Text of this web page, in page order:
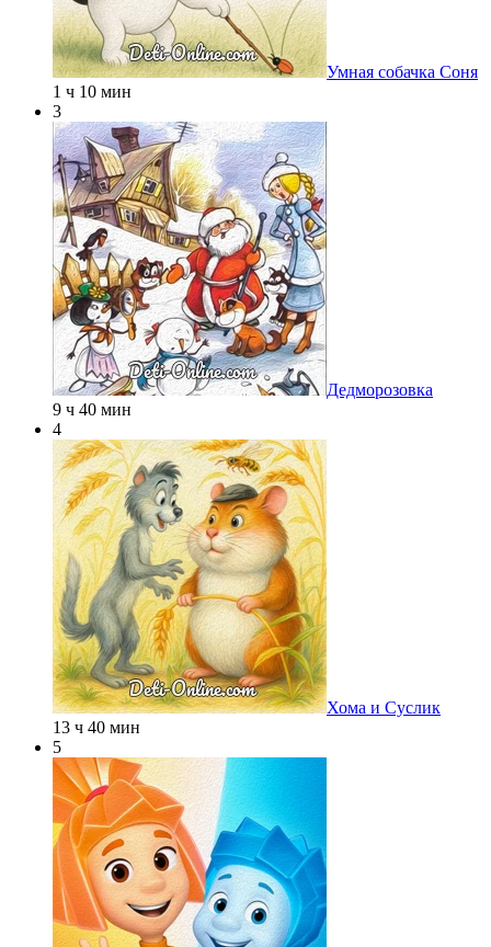
Умная собачка Соня
1 ч 10 мин
3
Дедморозовка
9 ч 40 мин
4
Хома и Суслик
13 ч 40 мин
5